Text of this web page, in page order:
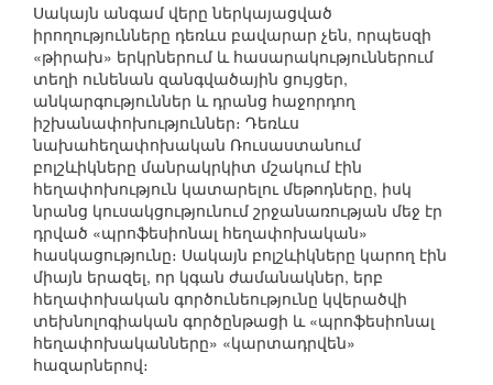
Սակայն անգամ վերը ներկայացված
իրողությունները դեռևս բավարար չեն, որպեսզի
«թիրախ» երկրներում և հասարակություններում
տեղի ունենան զանգվածային ցույցեր,
անկարգություններ և դրանց հաջորդող
իշխանափոխություններ։ Դեռևս
նախահեղափոխական Ռուսաստանում
բոլշևիկները մանրակրկիտ մշակում էին
հեղափոխություն կատարելու մեթոդները, իսկ
նրանց կուսակցությունում շրջանառության մեջ էր
դրված «պրոֆեսիոնալ հեղափոխական»
հասկացությունը։ Սակայն բոլշևիկները կարող էին
միայն երազել, որ կգան ժամանակներ, երբ
հեղափոխական գործունեությունը կվերածվի
տեխնոլոգիական գործընթացի և «պրոֆեսիոնալ
հեղափոխականները» «կարտադրվեն»
հազարներով։